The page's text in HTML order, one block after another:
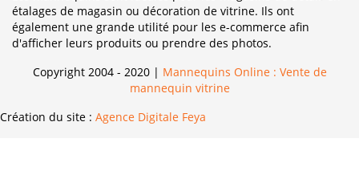
étalages de magasin ou décoration de vitrine. Ils ont
également une grande utilité pour les e-commerce afin
d'afficher leurs produits ou prendre des photos.
Copyright 2004 - 2020 | Mannequins Online : Vente de
mannequin vitrine
Création du site : Agence Digitale Feya